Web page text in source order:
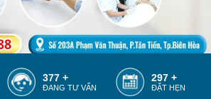
373 +
ĐANG TƯ VẤN
293 +
ĐẶT HẸN